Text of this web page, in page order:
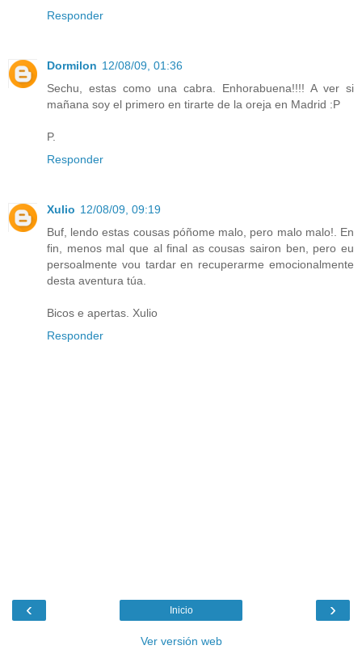
Responder
Dormilon 12/08/09, 01:36
Sechu, estas como una cabra. Enhorabuena!!!! A ver si
mañana soy el primero en tirarte de la oreja en Madrid :P
P.
Responder
Xulio 12/08/09, 09:19
Buf, lendo estas cousas póñome malo, pero malo malo!. En
fin, menos mal que al final as cousas sairon ben, pero eu
persoalmente vou tardar en recuperarme emocionalmente
desta aventura túa.
Bicos e apertas. Xulio
Responder
‹ ›
Inicio
Ver versión web